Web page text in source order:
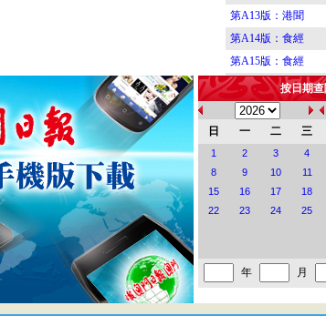
第A13版：港聞
第A14版：食經
第A15版：食經
第A16版：食經
第B01版：要聞
第B02版：要聞
第B03版：要聞
第B04版：要聞
第B05版：要聞
第B08版：澳門街
第C02版：藝海
按日期查
日 一 二 三
1 2 3 4
8
9 10 11
15
16 17 18
22
23 24 25
年 月